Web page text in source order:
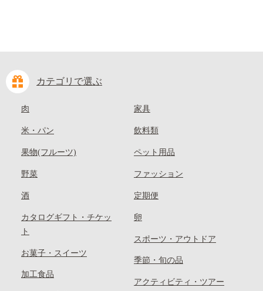
カテゴリで選ぶ
肉
米・パン
果物(フルーツ)
野菜
酒
カタログギフト・チケッ
ト
お菓子・スイーツ
加工食品
家具
飲料類
ペット用品
ファッション
定期便
卵
スポーツ・アウトドア
季節・旬の品
アクティビティ・ツアー